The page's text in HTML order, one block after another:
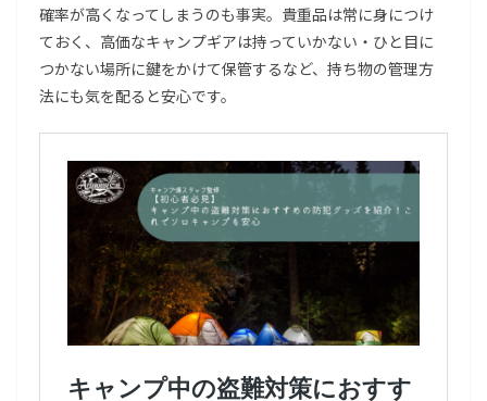
確率が高くなってしまうのも事実。貴重品は常に身につけ
ておく、高価なキャンプギアは持っていかない・ひと目に
つかない場所に鍵をかけて保管するなど、持ち物の管理方
法にも気を配ると安心です。